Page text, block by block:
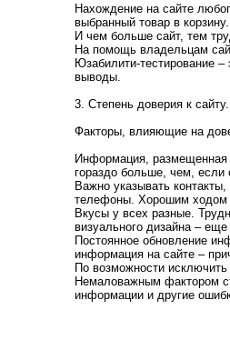
Нахождение на сайте
выбранный товар в
И чем больше сайт, тем
На помощь владельцам
Юзабилити-тестирование
выводы.
3. Степень доверия к сайту.
Факторы, влияющие на
Информация, размещенная
гораздо больше, чем, если
Важно указывать
телефоны. Хорошим ходом
Вкусы у всех разные.
визуального дизайна –
Постоянное обновление
информация на сайте –
По возможности
Немаловажным фактором
информации и другие